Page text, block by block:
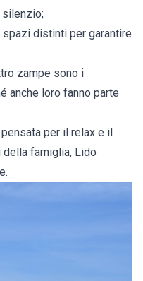
silenzio;
spazi distinti per garantire
zampe sono i
anche loro fanno parte
per il relax e il
famiglia, Lido